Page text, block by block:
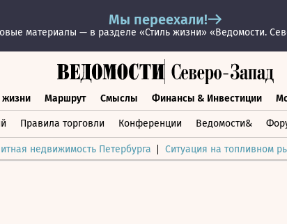
Мы переехали!
материалы — в разделе «Стиль жизни» «Ведомости.
жизни Маршрут Смыслы Финансы & Инвестиции
Правила торговли Конференции Ведомости&
жизни Маршрут Смыслы Финансы &
недвижимость Петербурга Ситуация на топливном